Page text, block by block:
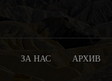
ЗА НАС АРХИВ